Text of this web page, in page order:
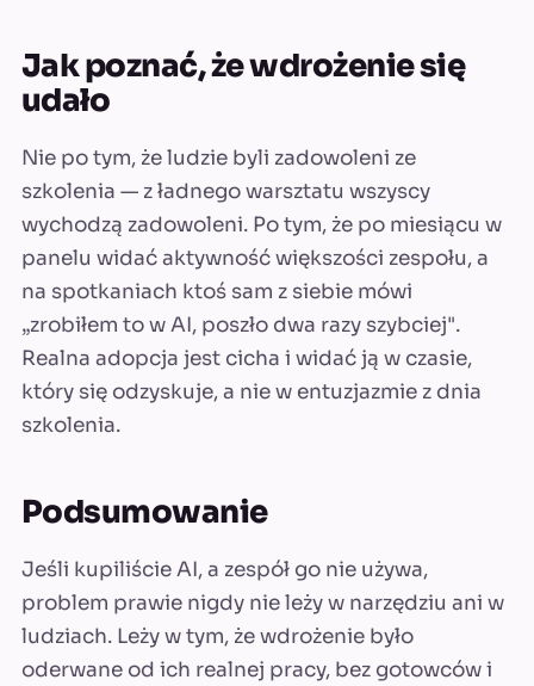
Jak poznać, że wdrożenie się
udało
Nie po tym, że ludzie byli zadowoleni ze
szkolenia — z ładnego warsztatu wszyscy
wychodzą zadowoleni. Po tym, że po miesiącu w
panelu widać aktywność większości zespołu, a
na spotkaniach ktoś sam z siebie mówi
„zrobiłem to w AI, poszło dwa razy szybciej".
Realna adopcja jest cicha i widać ją w czasie,
który się odzyskuje, a nie w entuzjazmie z dnia
szkolenia.
Podsumowanie
Jeśli kupiliście AI, a zespół go nie używa,
problem prawie nigdy nie leży w narzędziu ani w
ludziach. Leży w tym, że wdrożenie było
oderwane od ich realnej pracy, bez gotowców i